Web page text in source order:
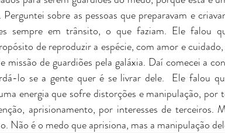
sobre as pessoas que preparavam e
sempre em trânsito, o que faziam. Ele falou
de reproduzir a espécie, com amor e
missão de guardiões pela galáxia. Daí comecei a
lo se a gente quer é se livrar dele.  Ele falou
energia que sofre distorções e manipulação, por
aprisionamento, por interesses de terceiros.
Não é o medo que aprisiona, mas a manipulação